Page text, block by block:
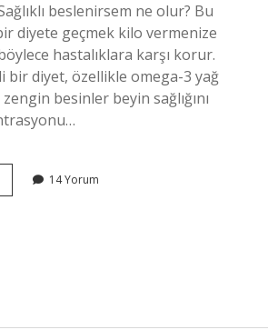
beslenirsem ne olur? Bu
diyete geçmek kilo vermenize
hastalıklara karşı korur.
bir diyet, özellikle omega-3 yağ
besinler beyin sağlığını
14 Yorum